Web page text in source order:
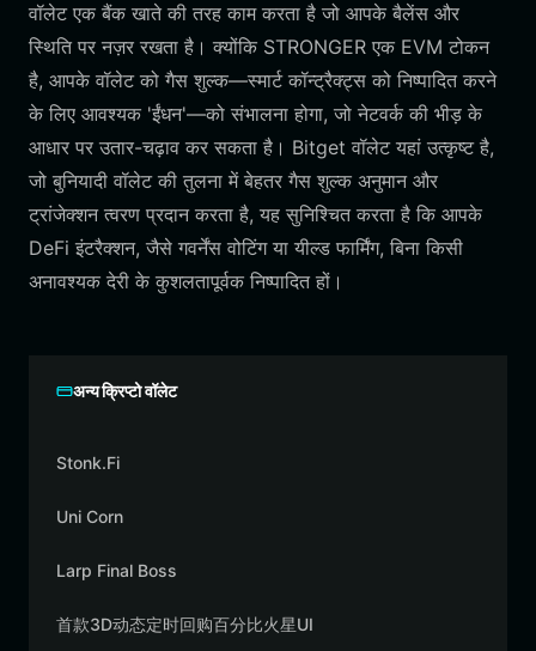
वॉलेट एक बैंक खाते की तरह काम करता है जो आपके बैलेंस और
स्थिति पर नज़र रखता है। क्योंकि STRONGER एक EVM टोकन
है, आपके वॉलेट को गैस शुल्क—स्मार्ट कॉन्ट्रैक्ट्स को निष्पादित करने
के लिए आवश्यक 'ईंधन'—को संभालना होगा, जो नेटवर्क की भीड़ के
आधार पर उतार-चढ़ाव कर सकता है। Bitget वॉलेट यहां उत्कृष्ट है,
जो बुनियादी वॉलेट की तुलना में बेहतर गैस शुल्क अनुमान और
ट्रांजेक्शन त्वरण प्रदान करता है, यह सुनिश्चित करता है कि आपके
DeFi इंटरैक्शन, जैसे गवर्नेंस वोटिंग या यील्ड फार्मिंग, बिना किसी
अनावश्यक देरी के कुशलतापूर्वक निष्पादित हों।
अन्य क्रिप्टो वॉलेट
Stonk.Fi
Uni Corn
Larp Final Boss
首款3D动态定时回购百分比火星UI